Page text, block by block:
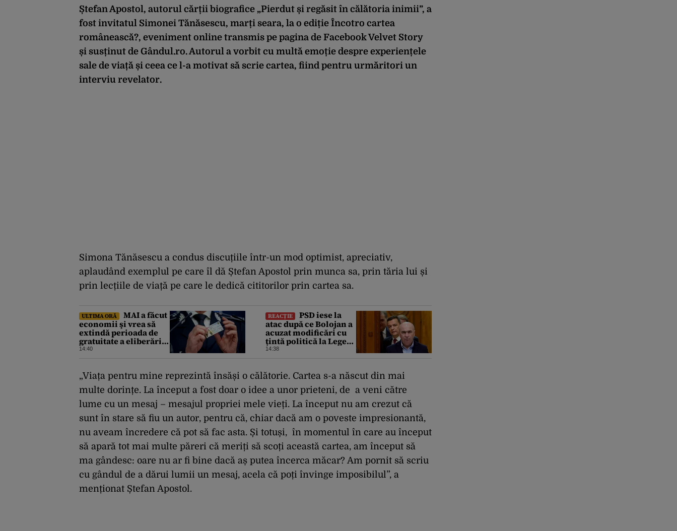
Ștefan Apostol, autorul cărții biografice „Pierdut și regăsit în călătoria inimii”, a
fost invitatul Simonei Tănăsescu, marți seara, la o ediție Încotro cartea
românească?, eveniment online transmis pe pagina de Facebook Velvet Story
și susținut de Gândul.ro. Autorul a vorbit cu multă emoție despre experiențele
sale de viață și ceea ce l-a motivat să scrie cartea, fiind pentru urmăritori un
interviu revelator.
Simona Tănăsescu a condus discuțiile într-un mod optimist, apreciativ,
aplaudând exemplul pe care îl dă Ștefan Apostol prin munca sa, prin tăria lui și
prin lecțiile de viață pe care le dedică cititorilor prin cartea sa.
ULTIMA ORĂ
MAI a făcut
economii şi vrea să
extindă perioada de
gratuitate a eliberării
cărţilor electronice de
14:40
REACȚIE
PSD iese la
atac după ce Bolojan a
acuzat modificări cu
țintă politică la Legea
ANI: O minciună
culpa PNL-USR
14:38
„Viața pentru mine reprezintă însăși o călătorie. Cartea s-a născut din mai
multe dorințe. La început a fost doar o idee a unor prieteni, de a veni către
lume cu un mesaj – mesajul propriei mele vieți. La început nu am crezut că
sunt în stare să fiu un autor, pentru că, chiar dacă am o poveste impresionantă,
nu aveam încredere că pot să fac asta. Și totuși, în momentul în care au început
să apară tot mai multe păreri că meriți să scoți această cartea, am început să
ma gândesc: oare nu ar fi bine dacă aș putea încerca măcar? Am pornit să scriu
cu gândul de a dărui lumii un mesaj, acela că poți învinge imposibilul”, a
menționat Ștefan Apostol.